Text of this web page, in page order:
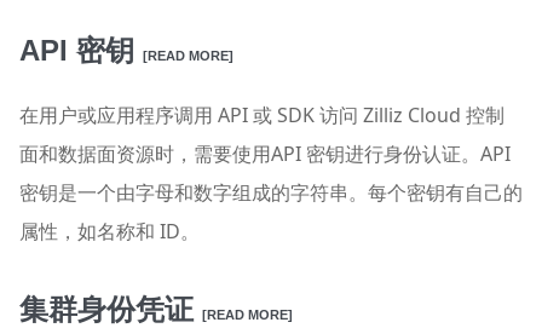
API 密钥 [READ MORE]
在用户或应用程序调用 API 或 SDK 访问 Zilliz Cloud 控制
面和数据面资源时，需要使用API 密钥进行身份认证。API
密钥是一个由字母和数字组成的字符串。每个密钥有自己的
属性，如名称和 ID。
集群身份凭证 [READ MORE]